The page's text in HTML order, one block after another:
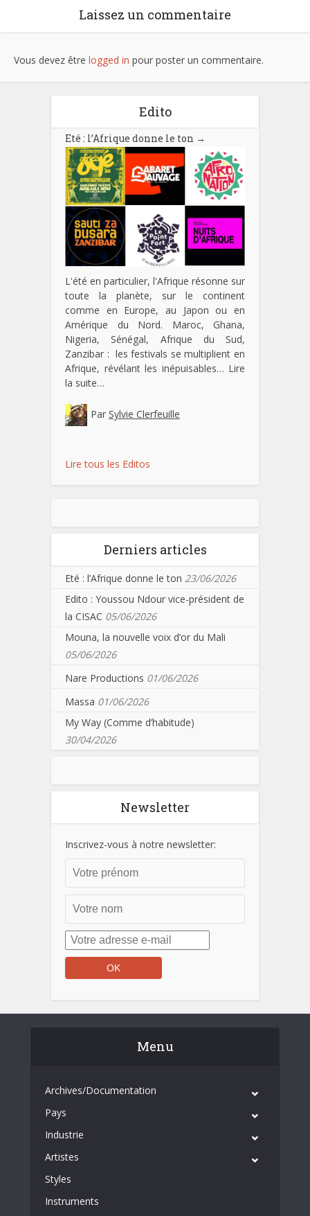
Laissez un commentaire
Vous devez être logged in pour poster un commentaire.
Edito
Eté : l’Afrique donne le ton →
L'été en particulier, l'Afrique résonne sur
toute la planète, sur le continent
comme en Europe, au Japon ou en
Amérique du Nord. Maroc, Ghana,
Nigeria, Sénégal, Afrique du Sud,
Zanzibar : les festivals se multiplient en
Afrique, révélant les inépuisables… Lire
la suite…
Par Sylvie Clerfeuille
Lire tous les Editos
Derniers articles
Eté : l’Afrique donne le ton 23/06/2026
Edito : Youssou Ndour vice-président de
la CISAC 05/06/2026
Mouna, la nouvelle voix d’or du Mali
05/06/2026
Nare Productions 01/06/2026
Massa 01/06/2026
My Way (Comme d’habitude)
30/04/2026
Newsletter
Inscrivez-vous à notre newsletter:
Menu
Archives/Documentation
Pays
Industrie
Artistes
Styles
Instruments